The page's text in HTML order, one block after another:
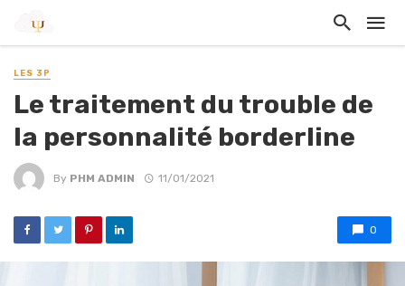
LES 3P
Le traitement du trouble de
la personnalité borderline
By PHM ADMIN 11/01/2021
0